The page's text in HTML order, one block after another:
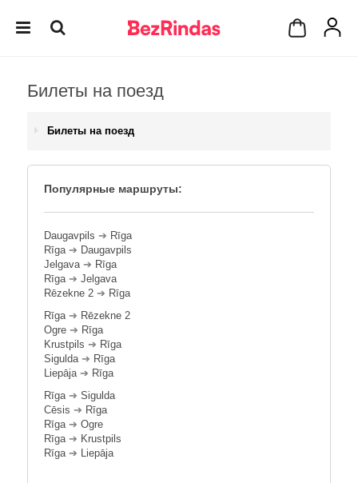
Билеты на поезд
Билеты на поезд
Популярные маршруты:
Daugavpils ➔ Rīga
Rīga➔ Daugavpils
Jelgava➔ Rīga
Rīga➔ Jelgava
Rēzekne 2 ➔ Rīga
Rīga➔ Rēzekne 2
Ogre ➔ Rīga
Krustpils ➔ Rīga
Sigulda➔ Rīga
Liepāja➔ Rīga
Rīga➔ Sigulda
Cēsis ➔ Rīga
Rīga➔ Ogre
Rīga➔ Krustpils
Rīga➔ Liepāja